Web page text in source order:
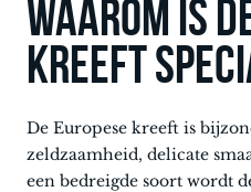
Waarom is
kreeft
De Europese kreeft is
zeldzaamheid, delicate
een bedreigde soort wordt